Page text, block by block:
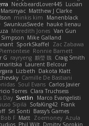
NeckbeardLover445 Lucian
Matthew J Clarke
minkis kim
Manenblack
SwunkusSwede hauke lienau
Meredith Jones Van Gun
Simpson Mike Galland
SporkSkaffel
Zac Zabawa
Ronnie Barnett
G rayryeng 鸝瑩 魏 Craig Smith
Laurent Belcour
Lizbeth Dakota Klatt
Camille De Bastiani
Soul Evans Carlos Javier
Torres Clara Truchsess
Day Svetlin
Marco Evangelisti
Sipilä SofaKing42 Frank
Sri Sonti Bassy's Games
Bob F Matt Zoemoney Azula
Phil Wilt Dmitry Sorokin